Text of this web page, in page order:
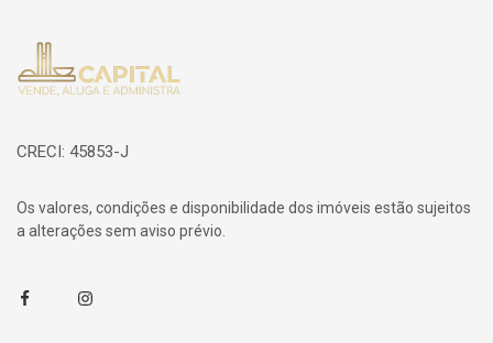
Página inicial
CRECI: 45853-J
Os valores, condições e disponibilidade dos imóveis estão sujeitos
a alterações sem aviso prévio.
FacebookInstagram